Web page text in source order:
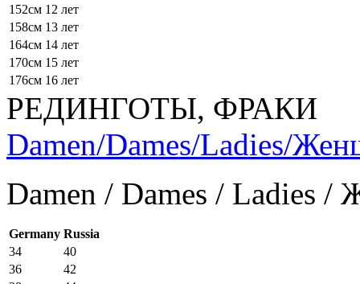
152см 12 лет
158см 13 лет
164см 14 лет
170см 15 лет
176см 16 лет
РЕДИНГОТЫ, ФРАКИ
Damen/Dames/Ladies/
Damen / Dames / Ladies
Germany Russia
34
40
36
42